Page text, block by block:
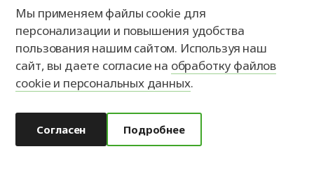
специалистом после оценки всех технических параметров.
Для получения более подробной и точной информации о товаре,
возможности его приобретения необходимо обратиться в офис к
официальному представителю.
Обработка персональных данных
Мы применяем файлы cookie для
персонализации и повышения удобства
пользования нашим сайтом. Используя наш
сайт, вы даете согласие на обработку файлов
cookie и персональных данных.
Согласен Подробнее